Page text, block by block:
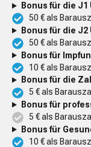
Bonus für die
50 € als
Bonus für die
50 € als
Bonus für
10 € als
Bonus für die
5 € als
Bonus für
5 € als
Bonus für
10 € als